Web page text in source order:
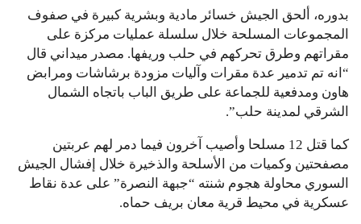
بدوره، ألحق الجيش خسائر مادية وبشرية كبيرة في صفوف
المجموعات المسلحة خلال سلسلة عمليات مركزة على
مقراتهم وطرق تحركهم في حلب وريفها. مصدر ميداني قال
“انه تم تدمير عدة مقرات وآليات مزودة برشاشات ومرابض
هاون ومدفعية للجماعة على طريق الباب باتجاه الشمال
الشرقي لمدينة حلب”.
كما قتل 12 مسلحا وأصيب آخرون فيما دمر لهم عربتين
مصفحتين وكميات من الأسلحة والذخيرة خلال إفشال الجيش
السوري محاولة هجوم شنته “جبهة النصرة” على عدة نقاط
عسكرية في محيط قرية معان بريف حماه.